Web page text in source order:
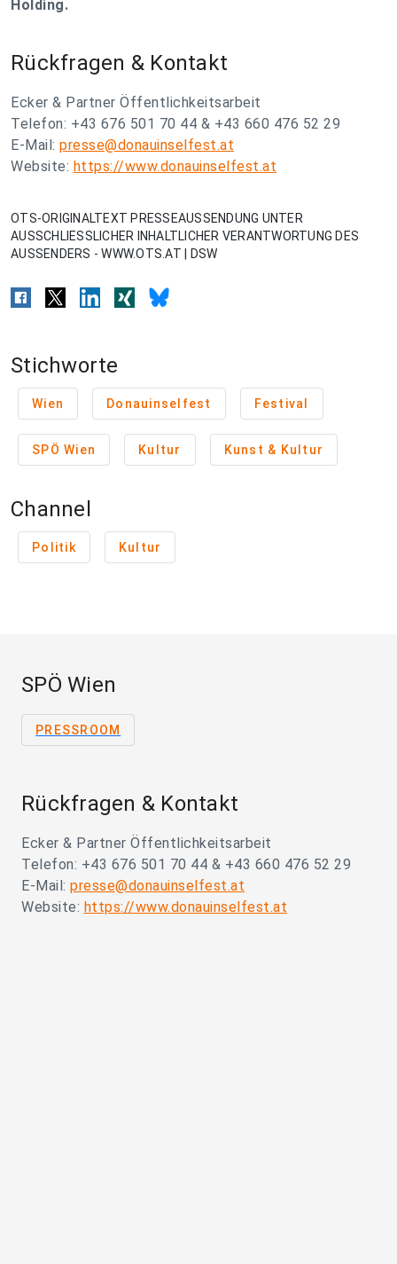
Holding.
Rückfragen & Kontakt
Ecker & Partner Öffentlichkeitsarbeit
Telefon: +43 676 501 70 44 & +43 660 476 52 29
E-Mail: presse@donauinselfest.at
Website: https://www.donauinselfest.at
OTS-ORIGINALTEXT PRESSEAUSSENDUNG UNTER
AUSSCHLIESSLICHER INHALTLICHER VERANTWORTUNG DES
AUSSENDERS - WWW.OTS.AT | DSW
Stichworte
Wien Donauinselfest Festival
SPÖ Wien Kultur Kunst & Kultur
Channel
Politik Kultur
SPÖ Wien
PRESSROOM
Rückfragen & Kontakt
Ecker & Partner Öffentlichkeitsarbeit
Telefon: +43 676 501 70 44 & +43 660 476 52 29
E-Mail: presse@donauinselfest.at
Website: https://www.donauinselfest.at